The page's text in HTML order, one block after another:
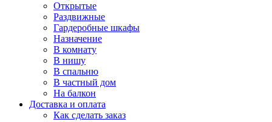
Открытые
Раздвижные
Гардеробные шкафы
Назначение
В комнату
В нишу
В спальню
В частный дом
На балкон
Доставка и оплата
Как сделать заказ